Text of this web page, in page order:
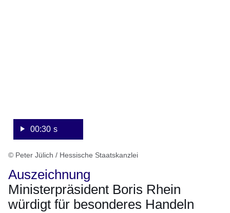
00:30 s
© Peter Jülich / Hessische Staatskanzlei
Auszeichnung
Ministerpräsident Boris Rhein
würdigt für besonderes Handeln